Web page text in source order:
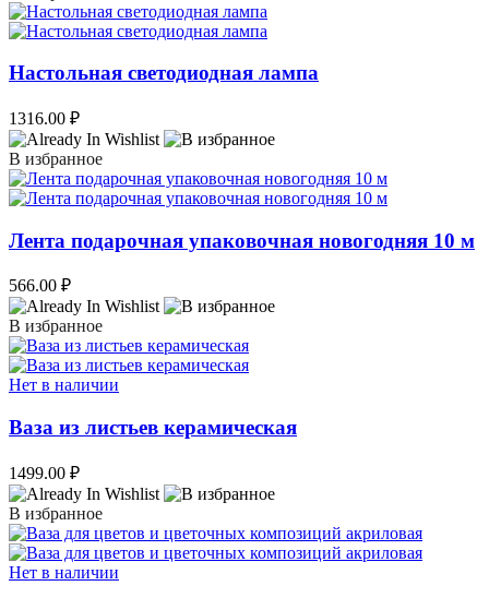
Настольная светодиодная лампа
1316.00 ₽
В избранное
Лента подарочная упаковочная новогодняя 10 м
566.00 ₽
В избранное
Нет в наличии
Ваза из листьев керамическая
1499.00 ₽
В избранное
Нет в наличии